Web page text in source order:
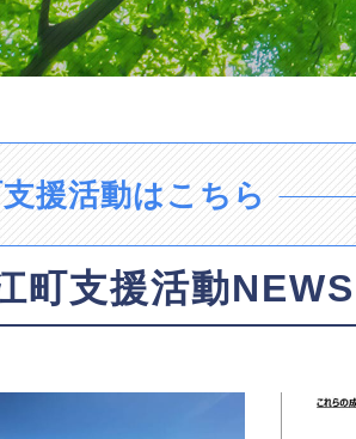
援活動はこちら
町支援活動NEWS